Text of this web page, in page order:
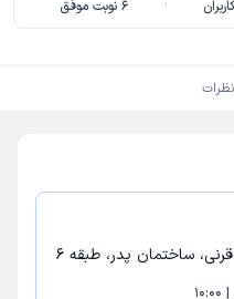
6 نوبت موفق
نظرات
ساختمان پدر، طبقه 6